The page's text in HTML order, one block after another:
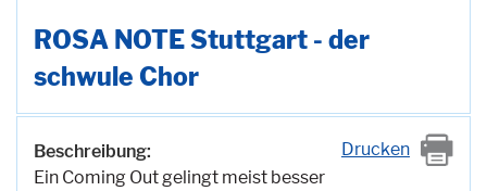
ROSA NOTE Stuttgart - der
schwule Chor
Drucken
Beschreibung:
Ein Coming Out gelingt meist besser